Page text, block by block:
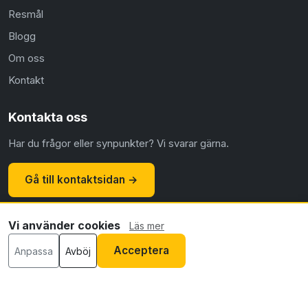
Resmål
Blogg
Om oss
Kontakt
Kontakta oss
Har du frågor eller synpunkter? Vi svarar gärna.
Gå till kontaktsidan →
© 2026 Flyg.nu · Om oss·Kontakt
Cookiepolicy
Redaktionell policy
Vi använder cookies Läs mer
Anpassa Avböj Acceptera